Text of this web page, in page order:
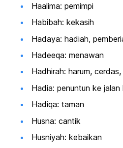
Haalima: pemimpi
Habibah: kekasih
Hadaya: hadiah,
Hadeeqa: menawan
Hadhirah: harum, cerdas,
Hadia: penuntun ke jalan
Hadiqa: taman
Husna: cantik
Husniyah: kebaikan